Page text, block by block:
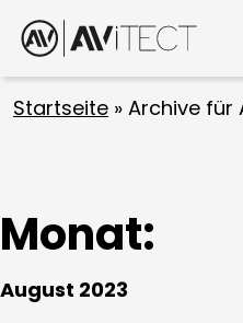
Startseite » Archive für
Monat:
August 2023